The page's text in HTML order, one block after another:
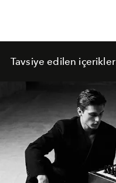
Tavsiye edilen içerikler